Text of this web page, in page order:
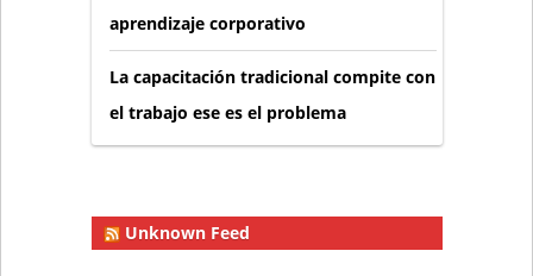
aprendizaje corporativo
La capacitación tradicional compite con
el trabajo ese es el problema
Unknown Feed